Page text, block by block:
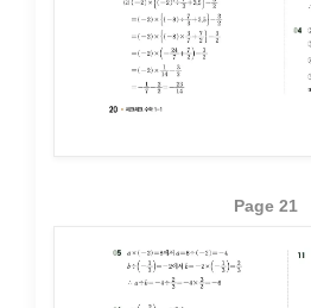
Page 21